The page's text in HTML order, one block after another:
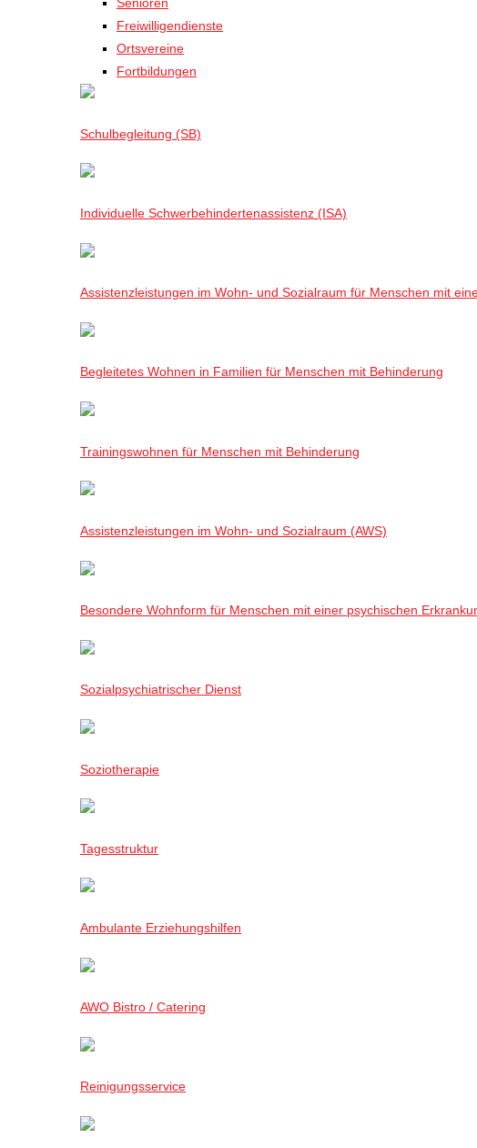
Senioren
Freiwilligendienste
Ortsvereine
Fortbildungen
Schulbegleitung (SB)
Individuelle Schwerbehindertenassistenz (ISA)
Assistenzleistungen im Wohn- und Sozialraum für Menschen mit
Begleitetes Wohnen in Familien für Menschen mit Behinderung
Trainingswohnen für Menschen mit Behinderung
Assistenzleistungen im Wohn- und Sozialraum (AWS)
Besondere Wohnform für Menschen mit einer psychischen
Sozialpsychiatrischer Dienst
Soziotherapie
Tagesstruktur
Ambulante Erziehungshilfen
AWO Bistro / Catering
Reinigungsservice